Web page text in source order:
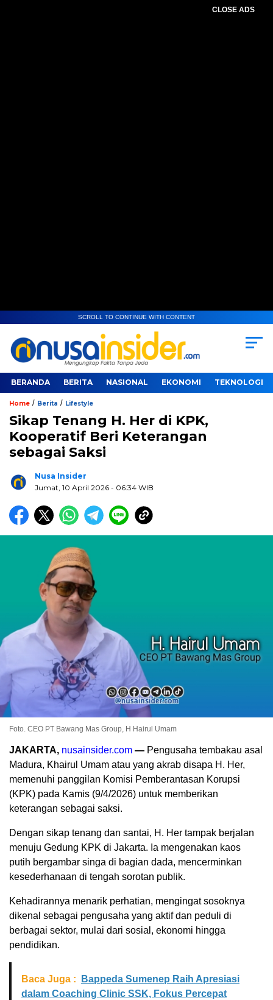
CLOSE ADS
SCROLL TO CONTINUE WITH CONTENT
BERANDA BERITA NASIONAL EKONOMI TEKNOLOGI
Home / Berita / Lifestyle
Sikap Tenang H. Her di KPK,
Kooperatif Beri Keterangan
sebagai Saksi
Nusa Insider
Jumat, 10 April 2026 - 06:34 WIB
Foto. CEO PT Bawang Mas Group, H Hairul Umam
JAKARTA, nusainsider.com — Pengusaha tembakau asal
Madura, Khairul Umam atau yang akrab disapa H. Her,
memenuhi panggilan Komisi Pemberantasan Korupsi
(KPK) pada Kamis (9/4/2026) untuk memberikan
keterangan sebagai saksi.
Dengan sikap tenang dan santai, H. Her tampak berjalan
menuju Gedung KPK di Jakarta. Ia mengenakan kaos
putih bergambar singa di bagian dada, mencerminkan
kesederhanaan di tengah sorotan publik.
Kehadirannya menarik perhatian, mengingat sosoknya
dikenal sebagai pengusaha yang aktif dan peduli di
berbagai sektor, mulai dari sosial, ekonomi hingga
pendidikan.
Baca Juga :
Bappeda Sumenep Raih Apresiasi
dalam Coaching Clinic SSK, Fokus Percepat